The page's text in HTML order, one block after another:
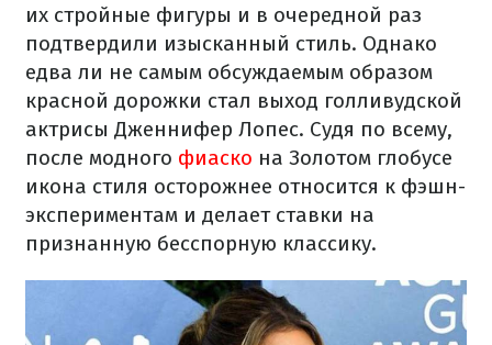
их стройные фигуры и в очередной раз
подтвердили изысканный стиль. Однако
едва ли не самым обсуждаемым образом
красной дорожки стал выход голливудской
актрисы Дженнифер Лопес. Судя по всему,
после модного фиаско на Золотом глобусе
икона стиля осторожнее относится к фэшн-
экспериментам и делает ставки на
признанную бесспорную классику.